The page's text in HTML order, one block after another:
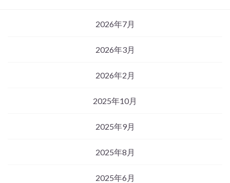
2026年7月
2026年3月
2026年2月
2025年10月
2025年9月
2025年8月
2025年6月